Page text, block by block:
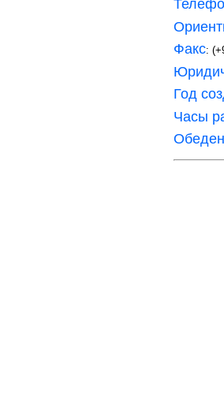
Факс:
Год
Часы